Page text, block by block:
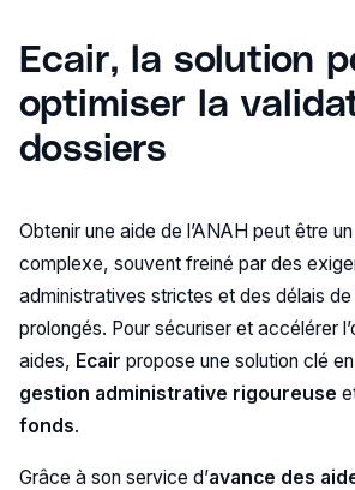
Ecair, la solution
optimiser la
dossiers
Obtenir une aide de l’ANAH peut être
complexe, souvent freiné par des
administratives strictes et des délais
prolongés. Pour sécuriser et accélérer
aides, Ecair propose une solution clé
gestion administrative rigoureuse
fonds.
Grâce à son service d’avance des